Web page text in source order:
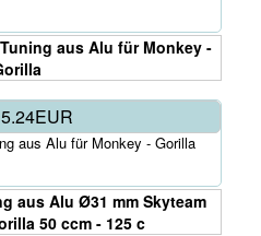
aus Alu für Monkey - Gorilla